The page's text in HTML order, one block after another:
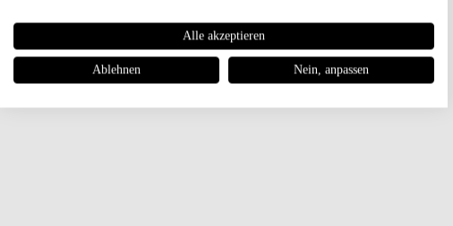
Alle akzeptieren
Ablehnen Nein, anpassen